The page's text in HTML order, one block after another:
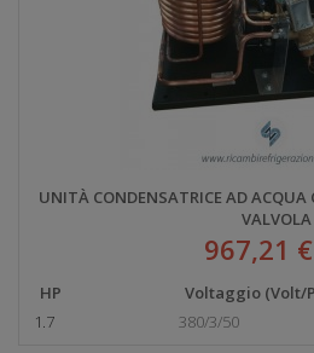
UNITÀ CONDENSATRICE AD ACQUA
VALVOLA
967,21 €
HP Voltaggio (Volt/
1.7
380/3/50